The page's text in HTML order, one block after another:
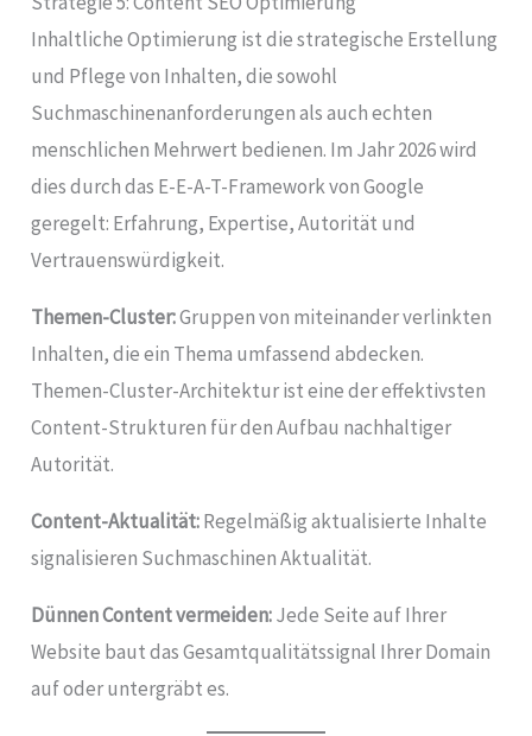
Inhaltliche Optimierung ist die strategische Erstellung
und Pflege von Inhalten, die sowohl
Suchmaschinenanforderungen als auch echten
menschlichen Mehrwert bedienen. Im Jahr 2026 wird
dies durch das E-E-A-T-Framework von Google
geregelt: Erfahrung, Expertise, Autorität und
Vertrauenswürdigkeit.
Themen-Cluster:Gruppen von miteinander verlinkten
Inhalten, die ein Thema umfassend abdecken.
Themen-Cluster-Architektur ist eine der effektivsten
Content-Strukturen für den Aufbau nachhaltiger
Autorität.
Content-Aktualität:Regelmäßig aktualisierte Inhalte
signalisieren Suchmaschinen Aktualität.
Dünnen Content vermeiden:Jede Seite auf Ihrer
Website baut das Gesamtqualitätssignal Ihrer Domain
auf oder untergräbt es.